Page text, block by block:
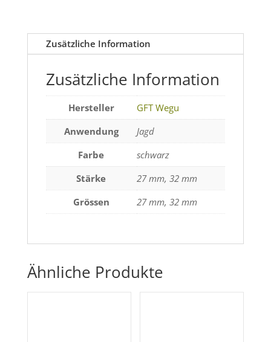
Zusätzliche Information
Zusätzliche Information
Hersteller
GFT Wegu
Anwendung
Jagd
Farbe
schwarz
Stärke
27 mm, 32 mm
Grössen
27 mm, 32 mm
Ähnliche Produkte